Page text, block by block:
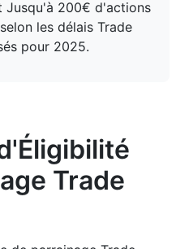
Jusqu'à 200€ d'actions
les délais Trade
pour 2025.
Trade